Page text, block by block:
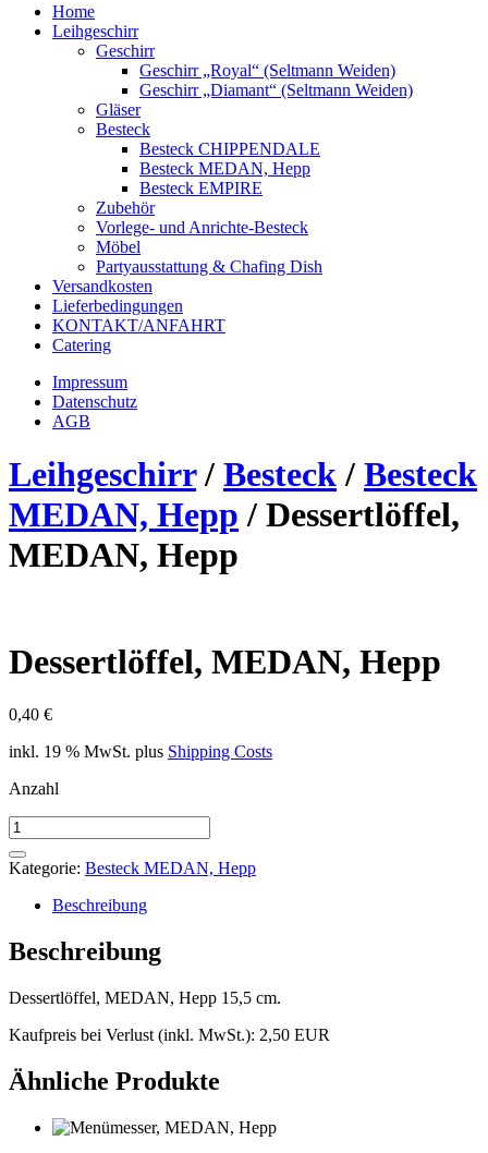
Home
Leihgeschirr
Geschirr
Geschirr „Royal“ (Seltmann Weiden)
Geschirr „Diamant“ (Seltmann Weiden)
Gläser
Besteck
Besteck CHIPPENDALE
Besteck MEDAN, Hepp
Besteck EMPIRE
Zubehör
Vorlege- und Anrichte-Besteck
Möbel
Partyausstattung & Chafing Dish
Versandkosten
Lieferbedingungen
KONTAKT/ANFAHRT
Catering
Impressum
Datenschutz
AGB
Leihgeschirr / Besteck / Besteck
MEDAN, Hepp / Dessertlöffel,
MEDAN, Hepp
Dessertlöffel, MEDAN, Hepp
0,40 €
inkl. 19 % MwSt. plus Shipping Costs
Anzahl
Dessertlöffel,
MEDAN,
Hepp
Menge
Kategorie: Besteck MEDAN, Hepp
Beschreibung
Beschreibung
Dessertlöffel, MEDAN, Hepp 15,5 cm.
Kaufpreis bei Verlust (inkl. MwSt.): 2,50 EUR
Ähnliche Produkte